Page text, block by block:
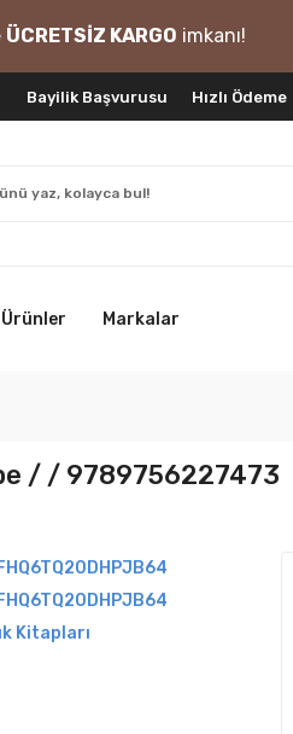
ÜCRETSİZ KARGO imkanı!
Bayilik Başvurusu Hızlı Ödeme
Markalar
/ / 9789756227473
Kitapları